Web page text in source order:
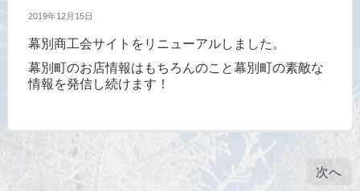
2019年12月15日
幕別商工会サイトをリニューアルしました。
幕別町のお店情報はもちろんのこと幕別町の素敵な
情報を発信し続けます！
次へ